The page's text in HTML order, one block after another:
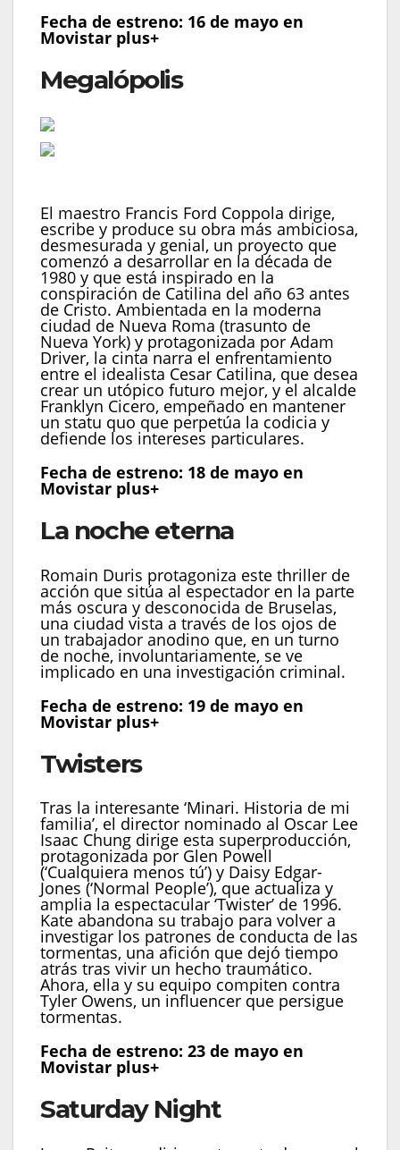
Fecha de estreno: 16 de mayo en
Movistar plus+
Megalópolis
El maestro Francis Ford Coppola dirige,
escribe y produce su obra más ambiciosa,
desmesurada y genial, un proyecto que
comenzó a desarrollar en la década de
1980 y que está inspirado en la
conspiración de Catilina del año 63 antes
de Cristo. Ambientada en la moderna
ciudad de Nueva Roma (trasunto de
Nueva York) y protagonizada por Adam
Driver, la cinta narra el enfrentamiento
entre el idealista Cesar Catilina, que desea
crear un utópico futuro mejor, y el alcalde
Franklyn Cicero, empeñado en mantener
un statu quo que perpetúa la codicia y
defiende los intereses particulares.
Fecha de estreno: 18 de mayo en
Movistar plus+
La noche eterna
Romain Duris protagoniza este thriller de
acción que sitúa al espectador en la parte
más oscura y desconocida de Bruselas,
una ciudad vista a través de los ojos de
un trabajador anodino que, en un turno
de noche, involuntariamente, se ve
implicado en una investigación criminal.
Fecha de estreno: 19 de mayo en
Movistar plus+
Twisters
Tras la interesante ‘Minari. Historia de mi
familia’, el director nominado al Oscar Lee
Isaac Chung dirige esta superproducción,
protagonizada por Glen Powell
(‘Cualquiera menos tú’) y Daisy Edgar-
Jones (‘Normal People’), que actualiza y
amplia la espectacular ‘Twister’ de 1996.
Kate abandona su trabajo para volver a
investigar los patrones de conducta de las
tormentas, una afición que dejó tiempo
atrás tras vivir un hecho traumático.
Ahora, ella y su equipo compiten contra
Tyler Owens, un influencer que persigue
tormentas.
Fecha de estreno: 23 de mayo en
Movistar plus+
Saturday Night